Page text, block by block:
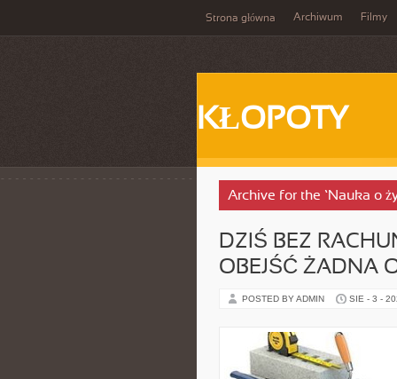
Strona główna Archiwum Filmy
KŁOPOTY
Archive for the ‘Nauka o
DZIŚ BEZ
OBEJŚĆ ŻADNA
POSTED BY ADMIN SIE - 3 -